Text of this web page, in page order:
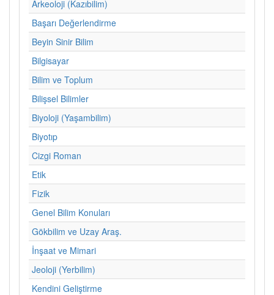
Arkeoloji (Kazıbilim)
Başarı Değerlendirme
Beyin Sinir Bilim
Bilgisayar
Bilim ve Toplum
Bilişsel Bilimler
Biyoloji (Yaşambilim)
Biyotıp
Cizgi Roman
Etik
Fizik
Genel Bilim Konuları
Gökbilim ve Uzay Araş.
İnşaat ve Mimari
Jeoloji (Yerbilim)
Kendini Geliştirme